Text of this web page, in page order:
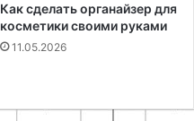
Как сделать органайзер для
косметики своими руками
11.05.2026